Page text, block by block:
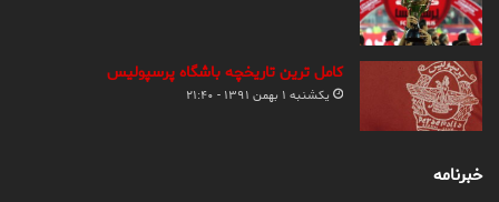
کامل ترین تاریخچه باشگاه پرسپولیس
یکشنبه ۱ بهمن ۱۳۹۱ - ۲۱:۴۰
خبرنامه